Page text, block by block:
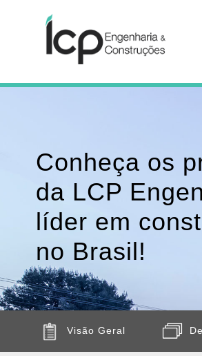
Conheça os
da LCP
líder em
no Brasil!
Visão Geral